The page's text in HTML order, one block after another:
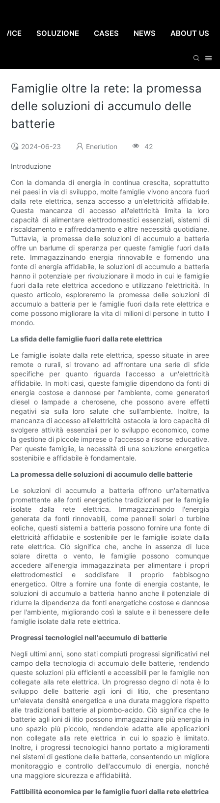
SOLUZIONE CASES NEWS ABOUT US
Famiglie oltre la rete: la promessa
delle soluzioni di accumulo delle
batterie
2024-06-23 Enerlution 42
Introduzione
Con la domanda di energia in continua crescita, soprattutto
nei paesi in via di sviluppo, molte famiglie vivono ancora fuori
dalla rete elettrica, senza accesso a un'elettricità affidabile.
Questa mancanza di accesso all'elettricità limita la loro
capacità di alimentare elettrodomestici essenziali, sistemi di
riscaldamento e raffreddamento e altre necessità quotidiane.
Tuttavia, la promessa delle soluzioni di accumulo a batteria
offre un barlume di speranza per queste famiglie fuori dalla
rete. Immagazzinando energia rinnovabile e fornendo una
fonte di energia affidabile, le soluzioni di accumulo a batteria
hanno il potenziale per rivoluzionare il modo in cui le famiglie
fuori dalla rete elettrica accedono e utilizzano l'elettricità. In
questo articolo, esploreremo la promessa delle soluzioni di
accumulo a batteria per le famiglie fuori dalla rete elettrica e
come possono migliorare la vita di milioni di persone in tutto il
mondo.
La sfida delle famiglie fuori dalla rete elettrica
Le famiglie isolate dalla rete elettrica, spesso situate in aree
remote o rurali, si trovano ad affrontare una serie di sfide
specifiche per quanto riguarda l'accesso a un'elettricità
affidabile. In molti casi, queste famiglie dipendono da fonti di
energia costose e dannose per l'ambiente, come generatori
diesel o lampade a cherosene, che possono avere effetti
negativi sia sulla loro salute che sull'ambiente. Inoltre, la
mancanza di accesso all'elettricità ostacola la loro capacità di
svolgere attività essenziali per lo sviluppo economico, come
la gestione di piccole imprese o l'accesso a risorse educative.
Per queste famiglie, la necessità di una soluzione energetica
sostenibile e affidabile è fondamentale.
La promessa delle soluzioni di accumulo delle batterie
Le soluzioni di accumulo a batteria offrono un'alternativa
promettente alle fonti energetiche tradizionali per le famiglie
isolate dalla rete elettrica. Immagazzinando l'energia
generata da fonti rinnovabili, come pannelli solari o turbine
eoliche, questi sistemi a batteria possono fornire una fonte di
elettricità affidabile e sostenibile per le famiglie isolate dalla
rete elettrica. Ciò significa che, anche in assenza di luce
solare diretta o vento, le famiglie possono comunque
accedere all'energia immagazzinata per alimentare i propri
elettrodomestici e soddisfare il proprio fabbisogno
energetico. Oltre a fornire una fonte di energia costante, le
soluzioni di accumulo a batteria hanno anche il potenziale di
ridurre la dipendenza da fonti energetiche costose e dannose
per l'ambiente, migliorando così la salute e il benessere delle
famiglie isolate dalla rete elettrica.
Progressi tecnologici nell'accumulo di batterie
Negli ultimi anni, sono stati compiuti progressi significativi nel
campo della tecnologia di accumulo delle batterie, rendendo
queste soluzioni più efficienti e accessibili per le famiglie non
collegate alla rete elettrica. Un progresso degno di nota è lo
sviluppo delle batterie agli ioni di litio, che presentano
un'elevata densità energetica e una durata maggiore rispetto
alle tradizionali batterie al piombo-acido. Ciò significa che le
batterie agli ioni di litio possono immagazzinare più energia in
uno spazio più piccolo, rendendole adatte alle applicazioni
non collegate alla rete elettrica in cui lo spazio è limitato.
Inoltre, i progressi tecnologici hanno portato a miglioramenti
nei sistemi di gestione delle batterie, consentendo un migliore
monitoraggio e controllo dell'accumulo di energia, nonché
una maggiore sicurezza e affidabilità.
Fattibilità economica per le famiglie fuori dalla rete elettrica